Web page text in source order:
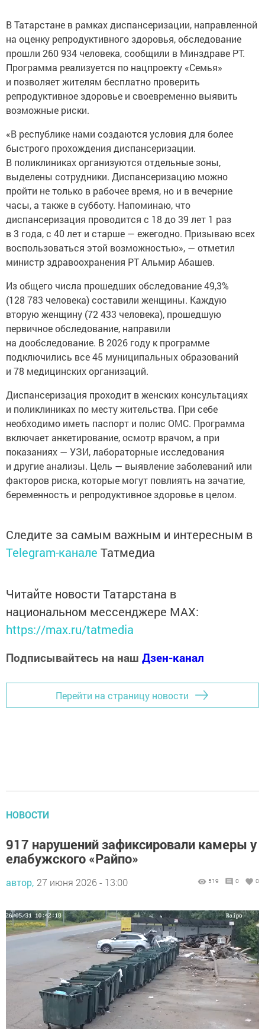
В Татарстане в рамках диспансеризации, направленной
на оценку репродуктивного здоровья, обследование
прошли 260 934 человека, сообщили в Минздраве РТ.
Программа реализуется по нацпроекту «Семья»
и позволяет жителям бесплатно проверить
репродуктивное здоровье и своевременно выявить
возможные риски.
«В республике нами создаются условия для более
быстрого прохождения диспансеризации.
В поликлиниках организуются отдельные зоны,
выделены сотрудники. Диспансеризацию можно
пройти не только в рабочее время, но и в вечерние
часы, а также в субботу. Напоминаю, что
диспансеризация проводится с 18 до 39 лет 1 раз
в 3 года, с 40 лет и старше — ежегодно. Призываю всех
воспользоваться этой возможностью», — отметил
министр здравоохранения РТ Альмир Абашев.
Из общего числа прошедших обследование 49,3%
(128 783 человека) составили женщины. Каждую
вторую женщину (72 433 человека), прошедшую
первичное обследование, направили
на дообследование. В 2026 году к программе
подключились все 45 муниципальных образований
и 78 медицинских организаций.
Диспансеризация проходит в женских консультациях
и поликлиниках по месту жительства. При себе
необходимо иметь паспорт и полис ОМС. Программа
включает анкетирование, осмотр врачом, а при
показаниях — УЗИ, лабораторные исследования
и другие анализы. Цель — выявление заболеваний или
факторов риска, которые могут повлиять на зачатие,
беременность и репродуктивное здоровье в целом.
Следите за самым важным и интересным в
Telegram-канале Татмедиа
Читайте новости Татарстана в
национальном мессенджере MАХ:
https://max.ru/tatmedia
Подписывайтесь на наш Дзен-канал
Перейти на страницу новости
НОВОСТИ
917 нарушений зафиксировали камеры у
елабужского «Райпо»
автор, 27 июня 2026 - 13:00 519 0 0